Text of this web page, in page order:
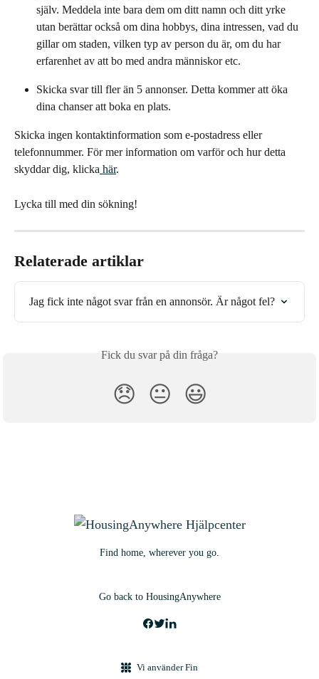
själv. Meddela inte bara dem om ditt namn och ditt yrke
utan berättar också om dina hobbys, dina intressen, vad du
gillar om staden, vilken typ av person du är, om du har
erfarenhet av att bo med andra människor etc.
Skicka svar till fler än 5 annonser. Detta kommer att öka
dina chanser att boka en plats.
Skicka ingen kontaktinformation som e-postadress eller
telefonnummer. För mer information om varför och hur detta
skyddar dig, klicka här.
Lycka till med din sökning!
Relaterade artiklar
Jag fick inte något svar från en annonsör. Är något fel?
Fick du svar på din fråga?
😞 😐 😃
Find home, wherever you go.
Go back to HousingAnywhere
Vi använder Fin